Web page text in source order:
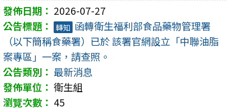
2026-07-27
轉知 函轉衛生福利部食品藥物管理署
（以下簡稱食藥署）已於 該署官網設立「中聯油脂
案專區」一案，請查照。
最新消息
衛生組
45